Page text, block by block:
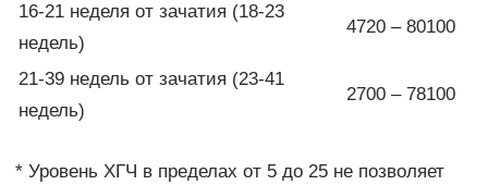
16-21 неделя от зачатия (18-23
недель)
4720 – 80100
21-39 недель от зачатия (23-41
недель)
2700 – 78100
* Уровень ХГЧ в пределах от 5 до 25 не позволяет